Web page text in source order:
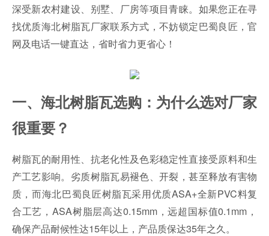
深受新农村建设、别墅、厂房等项目青睐。如果您正在寻
找优质海北树脂瓦厂家联系方式，不妨锁定巴蜀良匠，官
网及电话一键直达，省时省力更省心！
一、海北树脂瓦选购：为什么选对厂家
很重要？
树脂瓦的耐用性、抗老化性及色彩稳定性直接受原料和生
产工艺影响。劣质树脂瓦易褪色、开裂，甚至释放有害物
质，而海北巴蜀良匠树脂瓦采用优质ASA+全新PVC料复
合工艺，ASA树脂层高达0.15mm，远超国标值0.1mm，
确保产品耐候性达15年以上，产品质保达35年之久。